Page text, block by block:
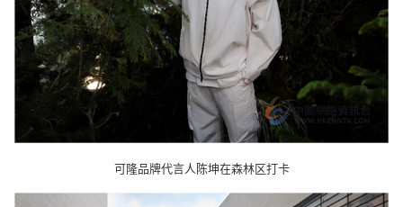
可隆品牌代言人陈坤在森林区打卡